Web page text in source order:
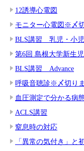
12誘導心電図
モニター心電図※〆
BLS講習 乳児・小児
第6回 島根大学新生
BLS講習 Advance
呼吸音聴診※〆切り
血圧測定で分かる病
ACLS講習
窒息時の対応
「異常の気付き」と